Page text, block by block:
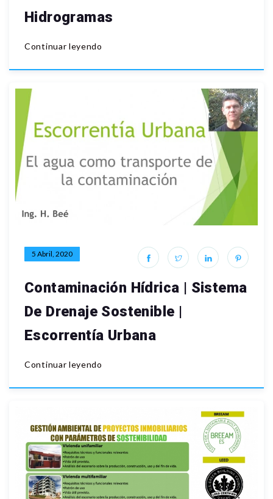
Hidrogramas
Continuar leyendo
5 Abril, 2020
Contaminación Hídrica | Sistema
De Drenaje Sostenible |
Escorrentía Urbana
Continuar leyendo